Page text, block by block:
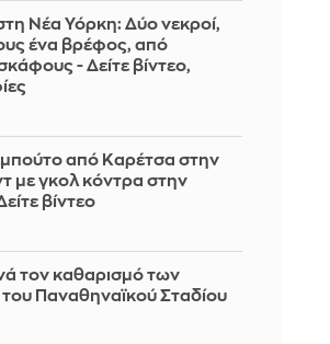
Νέα Υόρκη: Δύο νεκροί,
ένα βρέφος, από
- Δείτε βίντεο,
από Καρέτσα στην
με γκολ κόντρα στην
βίντεο
τον καθαρισμό των
Παναθηναϊκού Σταδίου